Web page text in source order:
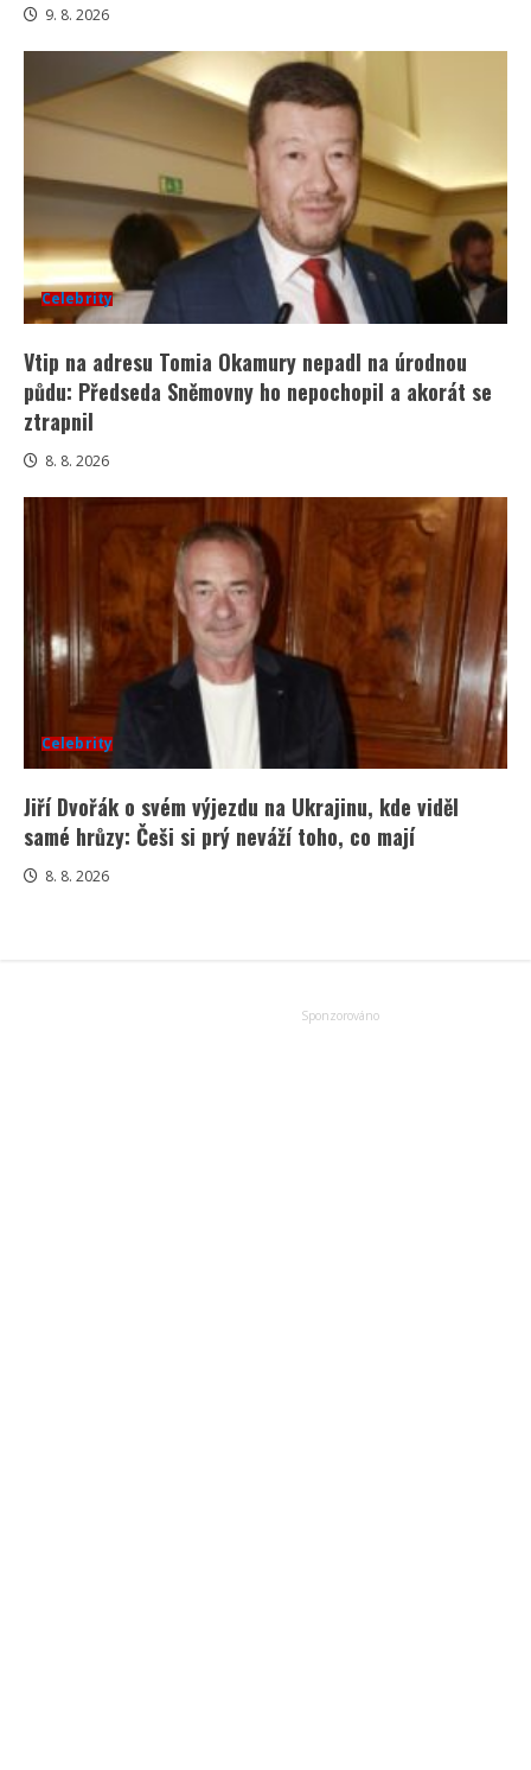
9. 8. 2026
Celebrity
Vtip na adresu Tomia Okamury nepadl na úrodnou
půdu: Předseda Sněmovny ho nepochopil a akorát se
ztrapnil
8. 8. 2026
Celebrity
Jiří Dvořák o svém výjezdu na Ukrajinu, kde viděl
samé hrůzy: Češi si prý neváží toho, co mají
8. 8. 2026